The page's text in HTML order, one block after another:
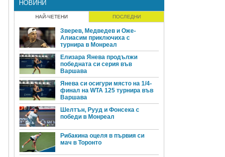
НОВИНИ
НАЙ-ЧЕТЕНИ ПОСЛЕДНИ
Зверев, Медведев и Оже-
Алиасим приключиха с
турнира в Монреал
Елизара Янева продължи
победната си серия във
Варшава
Янева си осигури място на 1/4-
финал на WTA 125 турнира във
Варшава
Шелтън, Рууд и Фонсека с
победи в Монреал
Рибакина оцеля в първия си
мач в Торонто